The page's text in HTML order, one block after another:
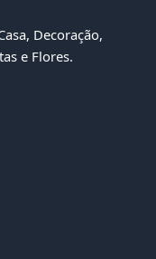
Decoração,
e Flores.